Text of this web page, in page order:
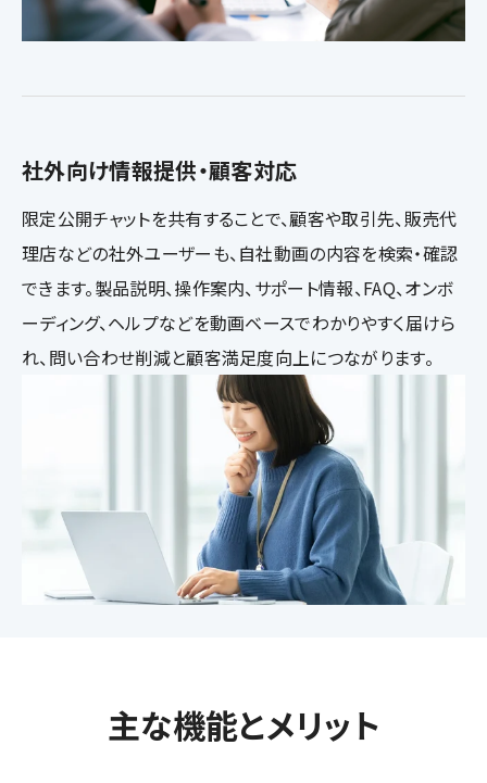
社外向け情報提供・顧客対応
限定公開チャットを共有することで、顧客や取引先、販売代
理店などの社外ユーザーも、自社動画の内容を検索・確認
できます。製品説明、操作案内、サポート情報、FAQ、オンボ
ーディング、ヘルプなどを動画ベースでわかりやすく届けら
れ、問い合わせ削減と顧客満足度向上につながります。
主な機能とメリット